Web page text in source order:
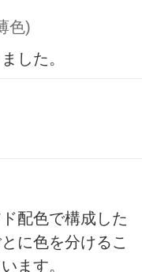
色)
した。
配色で構成した
に色を分けるこ
ます。